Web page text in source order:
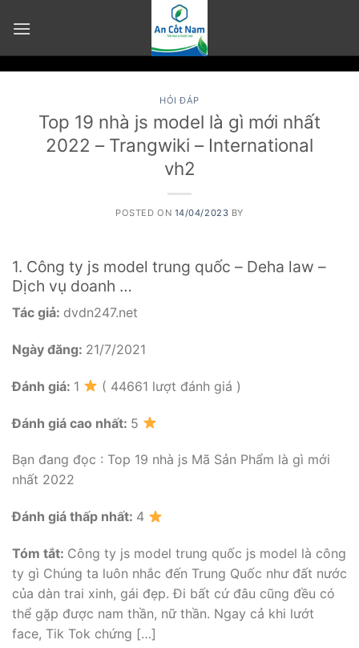
HỎI ĐÁP
Top 19 nhà js model là gì mới nhất
2022 – Trangwiki – International
vh2
POSTED ON 14/04/2023 BY
1. Công ty js model trung quốc – Deha law –
Dịch vụ doanh …
Tác giả: dvdn247.net
Ngày đăng: 21/7/2021
Đánh giá: 1 ( 44661 lượt đánh giá )
Đánh giá cao nhất: 5
Bạn đang đọc : Top 19 nhà js Mã Sản Phẩm là gì mới
nhất 2022
Đánh giá thấp nhất: 4
Tóm tắt: Công ty js model trung quốc js model là công
ty gì Chúng ta luôn nhắc đến Trung Quốc như đất nước
của dàn trai xinh, gái đẹp. Đi bất cứ đâu cũng đều có
thể gặp được nam thần, nữ thần. Ngay cả khi lướt
face, Tik Tok chứng […]